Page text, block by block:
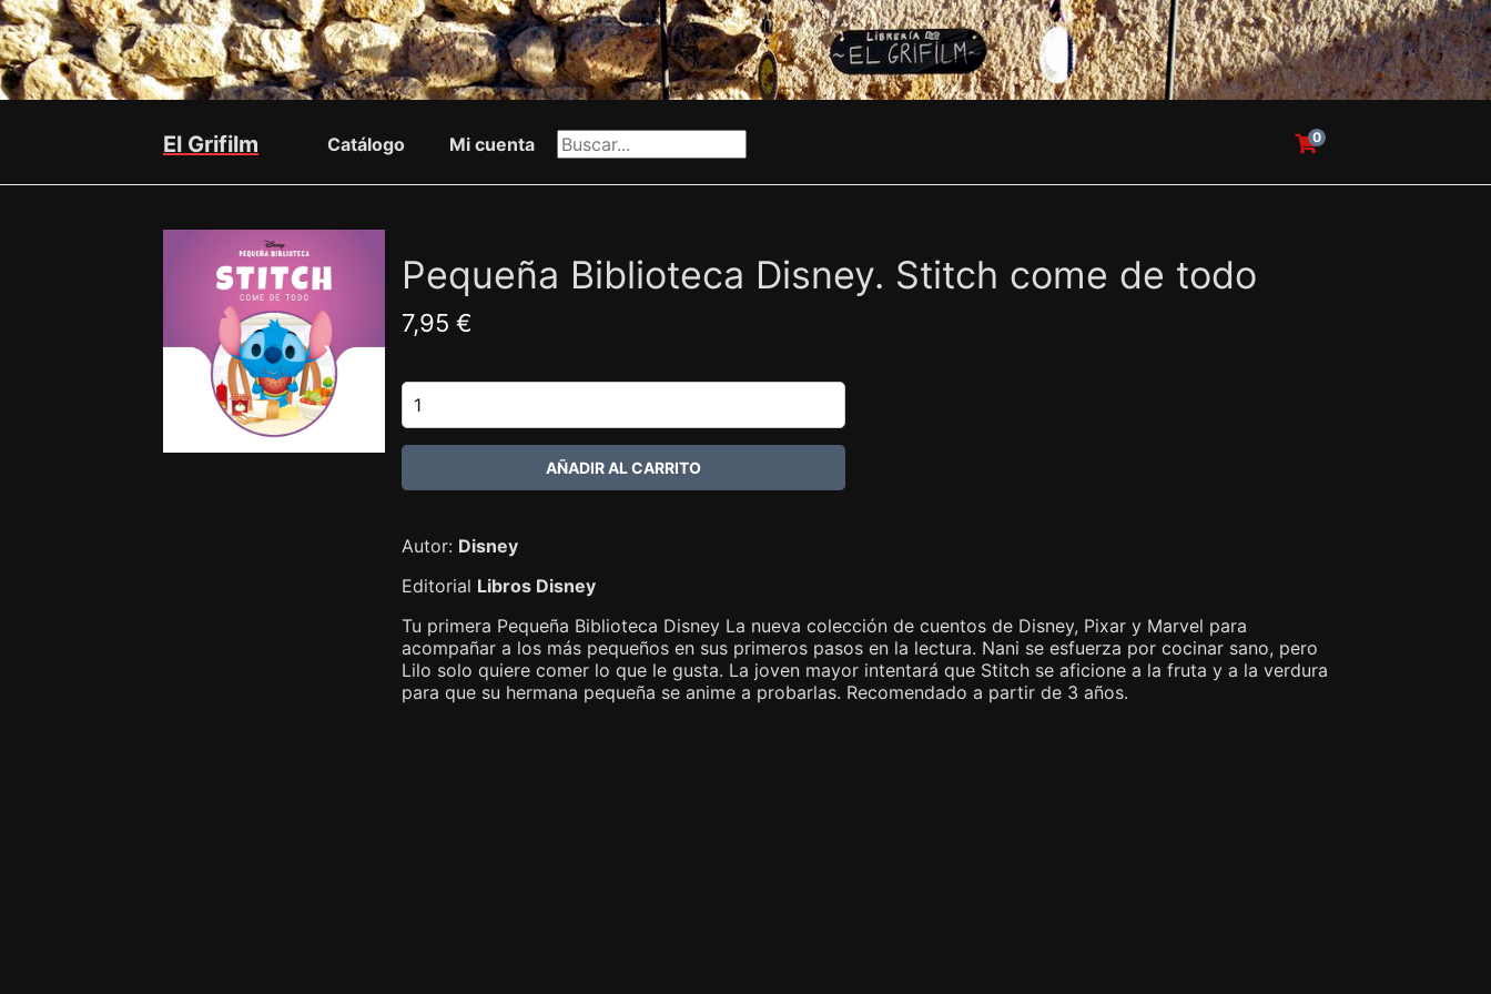
El Grifilm Catálogo Mi cuenta 0
Pequeña Biblioteca Disney. Stitch come de todo
7,95 €
Autor: Disney
Editorial Libros Disney
Tu primera Pequeña Biblioteca Disney La nueva colección de cuentos de Disney, Pixar y Marvel para
acompañar a los más pequeños en sus primeros pasos en la lectura. Nani se esfuerza por cocinar sano, pero
Lilo solo quiere comer lo que le gusta. La joven mayor intentará que Stitch se aficione a la fruta y a la verdura
para que su hermana pequeña se anime a probarlas. Recomendado a partir de 3 años.